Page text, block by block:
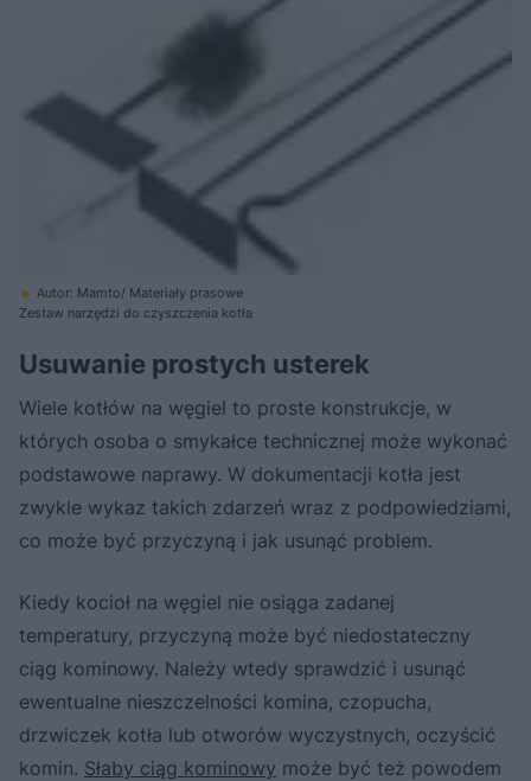
Autor: Mamto/ Materiały prasowe
Zestaw narzędzi do czyszczenia kotła
Usuwanie prostych usterek
Wiele kotłów na węgiel to proste konstrukcje, w
których osoba o smykałce technicznej może wykonać
podstawowe naprawy. W dokumentacji kotła jest
zwykle wykaz takich zdarzeń wraz z podpowiedziami,
co może być przyczyną i jak usunąć problem.
Kiedy kocioł na węgiel nie osiąga zadanej
temperatury, przyczyną może być niedostateczny
ciąg kominowy. Należy wtedy sprawdzić i usunąć
ewentualne nieszczelności komina, czopucha,
drzwiczek kotła lub otworów wyczystnych, oczyścić
komin. Słaby ciąg kominowy może być też powodem